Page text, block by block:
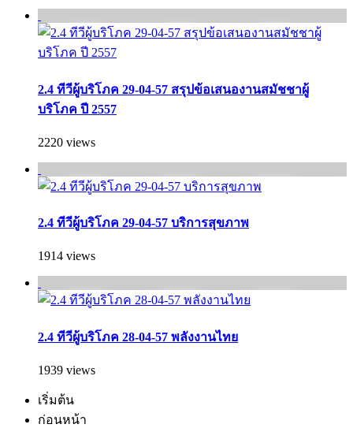
2.4 ทีวีผู้บริโภค 29-04-57 สรุปข้อเสนองานสมัชชาผู้
บริโภค ปี 2557
2220 views
2.4 ทีวีผู้บริโภค 29-04-57 บริการสุขภาพ
1914 views
2.4 ทีวีผู้บริโภค 28-04-57 พลังงานไทย
1939 views
เริ่มต้น
ก่อนหน้า